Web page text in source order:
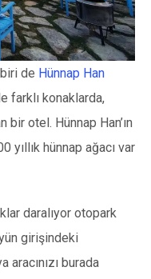
de Hünnap Han
farklı konaklarda,
bir otel. Hünnap Han’ın
yıllık hünnap ağacı var
daralıyor otopark
girişindeki
burada